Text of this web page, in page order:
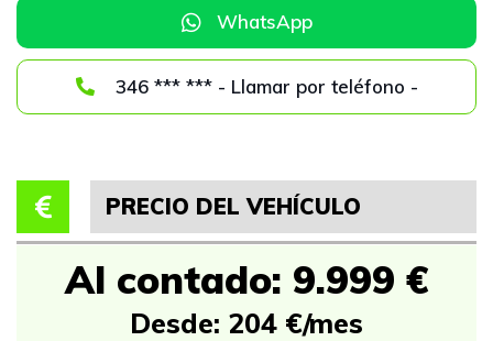
WhatsApp
346 *** *** - Llamar por teléfono -
PRECIO DEL VEHÍCULO
Al contado: 9.999 €
Desde: 204 €/mes